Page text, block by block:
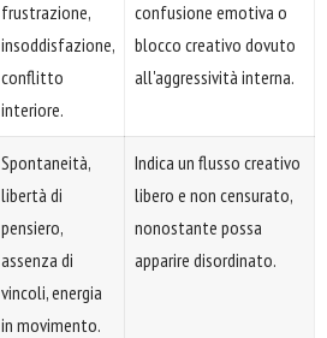
frustrazione,
insoddisfazione,
conflitto
interiore.
confusione emotiva o
blocco creativo dovuto
all'aggressività interna.
Spontaneità,
libertà di
pensiero,
assenza di
vincoli, energia
in movimento.
Indica un flusso creativo
libero e non censurato,
nonostante possa
apparire disordinato.